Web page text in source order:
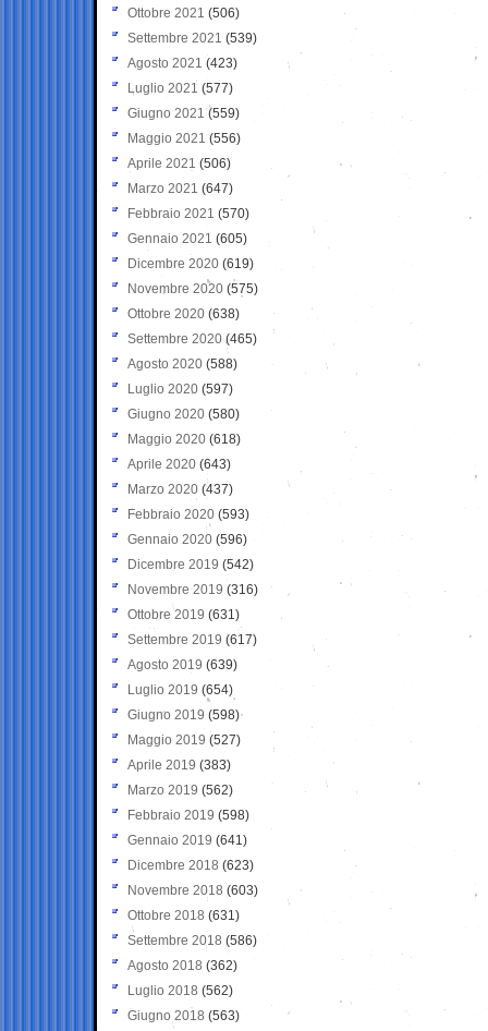
Ottobre 2021 (506)
Settembre 2021 (539)
Agosto 2021 (423)
Luglio 2021 (577)
Giugno 2021(559)
Maggio 2021 (556)
Aprile 2021 (506)
Marzo 2021 (647)
Febbraio 2021 (570)
Gennaio 2021 (605)
Dicembre 2020 (619)
Novembre 2020 (575)
Ottobre 2020 (638)
Settembre 2020(465)
Agosto 2020 (588)
Luglio 2020 (597)
Giugno 2020 (580)
Maggio 2020 (618)
Aprile 2020 (643)
Marzo 2020 (437)
Febbraio 2020 (593)
Gennaio 2020 (596)
Dicembre 2019 (542)
Novembre 2019 (316)
Ottobre 2019 (631)
Settembre 2019 (617)
Agosto 2019 (639)
Luglio 2019 (654)
Giugno 2019 (598)
Maggio 2019 (527)
Aprile 2019 (383)
Marzo 2019 (562)
Febbraio 2019 (598)
Gennaio 2019 (641)
Dicembre 2018 (623)
Novembre 2018 (603)
Ottobre 2018 (631)
Settembre 2018 (586)
Agosto 2018 (362)
Luglio 2018 (562)
Giugno 2018 (563)